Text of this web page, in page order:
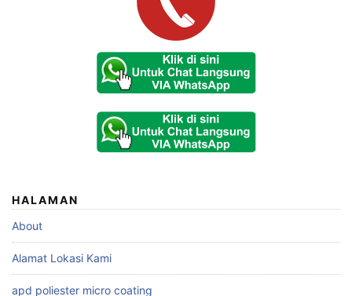
HALAMAN
About
Alamat Lokasi Kami
apd poliester micro coating